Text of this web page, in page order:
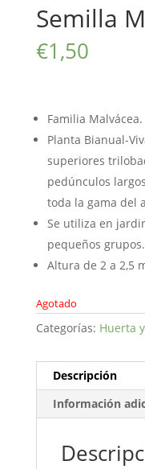
Semilla
€1,50
Familia Malvácea.
Planta Bianual-
superiores
pedúnculos
toda la gama del
Se utiliza en
pequeños grupos.
Altura de 2 a 2,5
Agotado
Categorías: Huerta
Descripción
Información